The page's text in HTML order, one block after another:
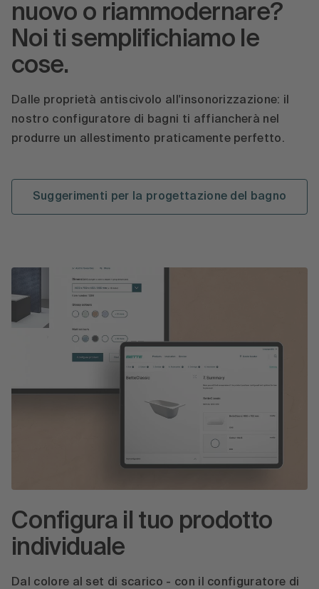
nuovo o riammodernare?
Noi ti semplifichiamo le
cose.
Dalle proprietà antiscivolo all'insonorizzazione: il
nostro configuratore di bagni ti affiancherà nel
produrre un allestimento praticamente perfetto.
Suggerimenti per la progettazione del bagno
Configura il tuo prodotto
individuale
Dal colore al set di scarico - con il configuratore di